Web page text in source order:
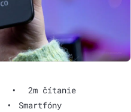
•
2m čítanie
• Smartfóny